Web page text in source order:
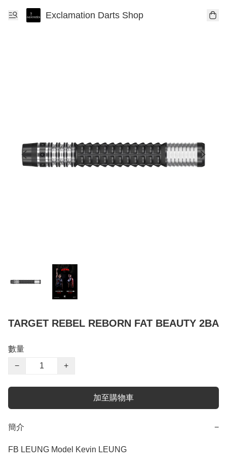
Exclamation Darts Shop
TARGET REBEL REBORN FAT BEAUTY 2BA
數量
−
+
加至購物車
簡介 −
FB LEUNG Model Kevin LEUNG